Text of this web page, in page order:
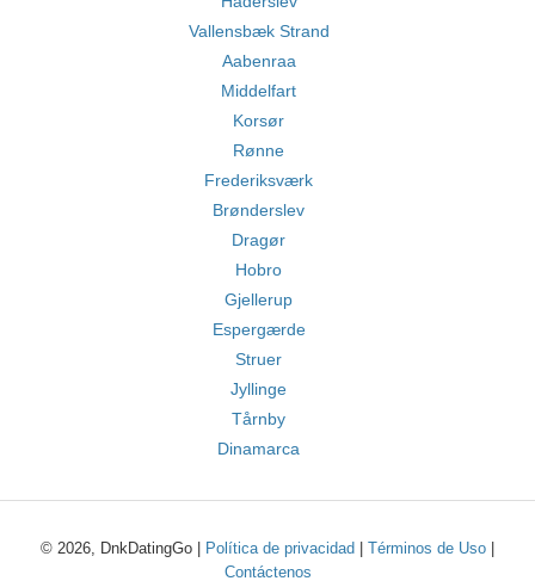
Vallensbæk Strand
Aabenraa
Middelfart
Korsør
Rønne
Frederiksværk
Brønderslev
Dragør
Hobro
Gjellerup
Espergærde
Struer
Jyllinge
Tårnby
Dinamarca
© 2026, DnkDatingGo | Política de privacidad Términos de Uso
Contáctenos